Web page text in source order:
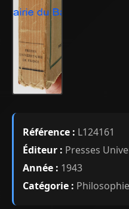
Référence : L124161
Éditeur : Presses
Année : 1943
Catégorie : Philosophie